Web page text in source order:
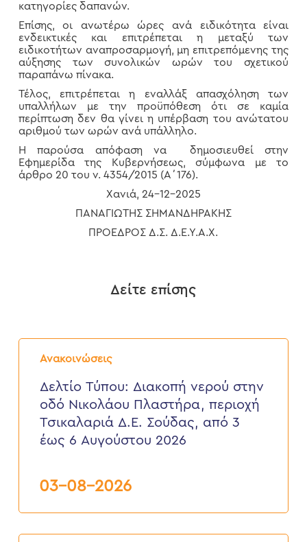
κατηγορίες δαπανών.
Επίσης, οι ανωτέρω ώρες ανά ειδικότητα είναι
ενδεικτικές και επιτρέπεται η μεταξύ των
ειδικοτήτων αναπροσαρμογή, μη επιτρεπόμενης της
αύξησης των συνολικών ωρών του σχετικού
παραπάνω πίνακα.
Τέλος, επιτρέπεται η εναλλάξ απασχόληση των
υπαλλήλων με την προϋπόθεση ότι σε καμία
περίπτωση δεν θα γίνει η υπέρβαση του ανώτατου
αριθμού των ωρών ανά υπάλληλο.
Η παρούσα απόφαση να δημοσιευθεί στην
Εφημερίδα της Κυβερνήσεως, σύμφωνα με το
άρθρο 20 του ν. 4354/2015 (Α΄176).
Χανιά, 24-12-2025
ΠΑΝΑΓΙΩΤΗΣ ΣΗΜΑΝΔΗΡΑΚΗΣ
ΠΡΟΕΔΡΟΣ Δ.Σ. Δ.Ε.Υ.Α.Χ.
Δείτε επίσης
Ανακοινώσεις
Δελτίο
Τύπου:
νερού
στην
Νικολάου
Πλαστήρα,
περιοχή
Σούδας,
έως
Δελτίο Τύπου: Διακοπή νερού στην
οδό Νικολάου Πλαστήρα, περιοχή
Τσικαλαριά Δ.Ε. Σούδας, από 3
έως 6 Αυγούστου 2026
03-08-2026
Δελτίο